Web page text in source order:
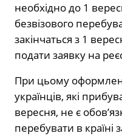
необхідно до 1
безвізового
закінчаться з 1
подати заявку на
При цьому
українців, які
вересня, не є
перебувати в країні